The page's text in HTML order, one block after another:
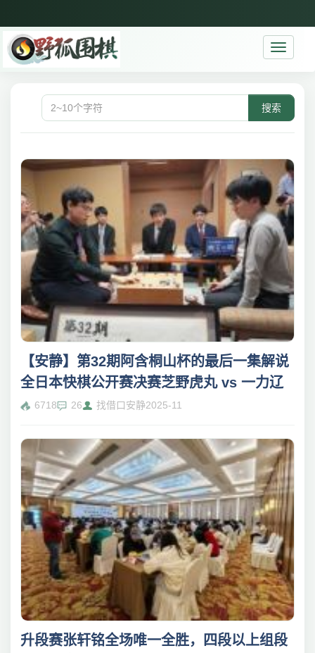
Toggle
搜索
【安静】第32期阿含桐山杯的最后一集解说
全日本快棋公开赛决赛芝野虎丸 vs 一力辽
6718 26 找借口安静2025-11
升段赛张轩铭全场唯一全胜，四段以上组段